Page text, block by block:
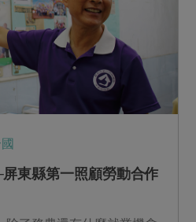
東縣第一照顧勞動合作